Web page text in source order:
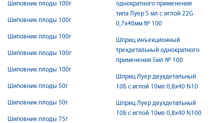
Шиповник плоды 100г
Шиповник плоды 100г
Шиповник плоды 100г
Шиповник плоды 100г
Шиповник плоды 100г
Шиповник плоды 50г
Шиповник плоды 50г
Шиповник плоды 75г
однократного применения
типа Луер 5 мл с иглой 22G
0,7х40мм № 100
Шприц инъекционный
трехдетальный однократного
применения 5мл № 100
Шприц Луер двухдетальный
10Б с иглой 10мл 0,8х40 N10
Шприц Луер двухдетальный
10Б с иглой 10мл 0,8х40 N100